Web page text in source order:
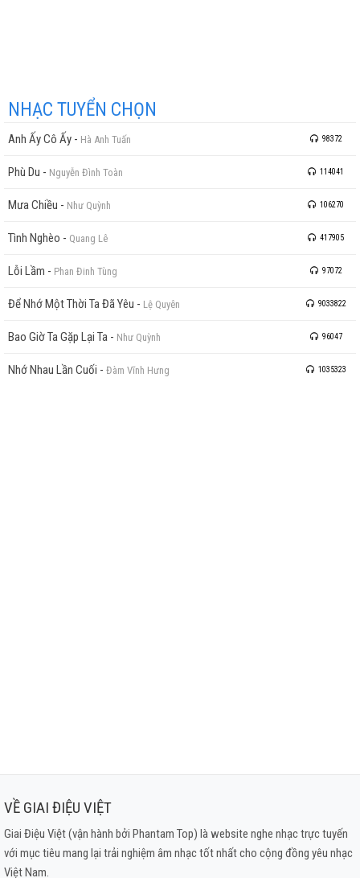
NHẠC TUYỂN CHỌN
Anh Ấy Cô Ấy - Hà Anh Tuấn 98372
Phù Du - Nguyễn Đình Toàn 114041
Mưa Chiều - Như Quỳnh 106270
Tình Nghèo - Quang Lê 417905
Lỗi Lầm - Phan Đinh Tùng 97072
Để Nhớ Một Thời Ta Đã Yêu - Lệ Quyên 9033822
Bao Giờ Ta Gặp Lại Ta - Như Quỳnh 96047
Nhớ Nhau Lần Cuối - Đàm Vĩnh Hưng 1035323
VỀ GIAI ĐIỆU VIỆT
Giai Điệu Việt (vận hành bởi Phantam Top) là website nghe nhạc trực tuyến
với mục tiêu mang lại trải nghiệm âm nhạc tốt nhất cho cộng đồng yêu nhạc
Việt Nam.